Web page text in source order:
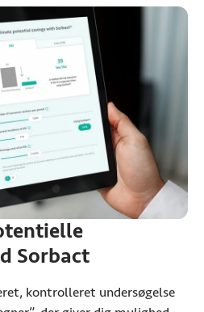
Sorbact
kontrolleret undersøgelse